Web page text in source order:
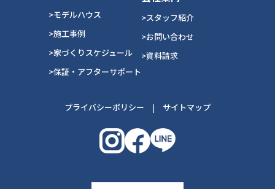
>モデルハウス
>施工事例
>家づくりスケジュール
>保証・アフターサポート
>スタッフ紹介
>お問い合わせ
>資料請求
プライバシーポリシー | サイトマップ